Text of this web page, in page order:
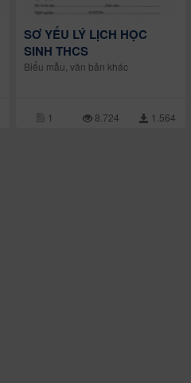
SƠ YẾU LÝ LỊCH HỌC
SINH THCS
Biểu mẫu, văn bản khác
1 8.724 1.564